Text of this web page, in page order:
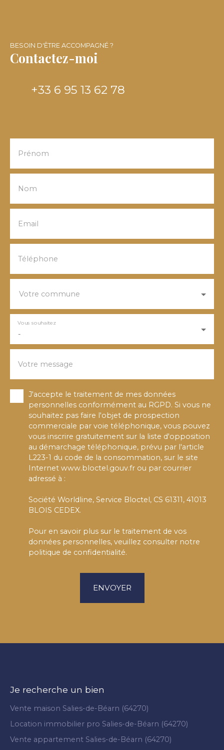
BESOIN D'ÊTRE ACCOMPAGNÉ ?
Contactez-moi
+33 6 95 13 62 78
Prénom
Nom
Email
Téléphone
Votre commune
-
Vous souhaitez
Votre message
J'accepte le traitement de mes données
personnelles conformément au RGPD. Si vous ne
souhaitez pas faire l'objet de prospection
commerciale par voie téléphonique, vous pouvez
vous inscrire gratuitement sur la liste d'opposition
au démarchage téléphonique, prévu par l'article
L223-1 du code de la consommation, sur le site
Internet www.bloctel.gouv.fr ou par courrier
adressé à :
Société Worldline, Service Bloctel, CS 61311, 41013
BLOIS CEDEX.
Pour en savoir plus sur le traitement de vos
données personnelles, veuillez consulter notre
politique de confidentialité.
ENVOYER
Je recherche un bien
Vente maison Salies-de-Béarn (64270)
Location immobilier pro Salies-de-Béarn (64270)
Vente appartement Salies-de-Béarn (64270)